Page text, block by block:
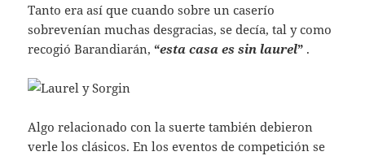
Tanto era así que cuando sobre un caserío
sobrevenían muchas desgracias, se decía, tal y como
recogió Barandiarán,“esta casa es sin laurel” .
Algo relacionado con la suerte también debieron
verle los clásicos. En los eventos de competición se